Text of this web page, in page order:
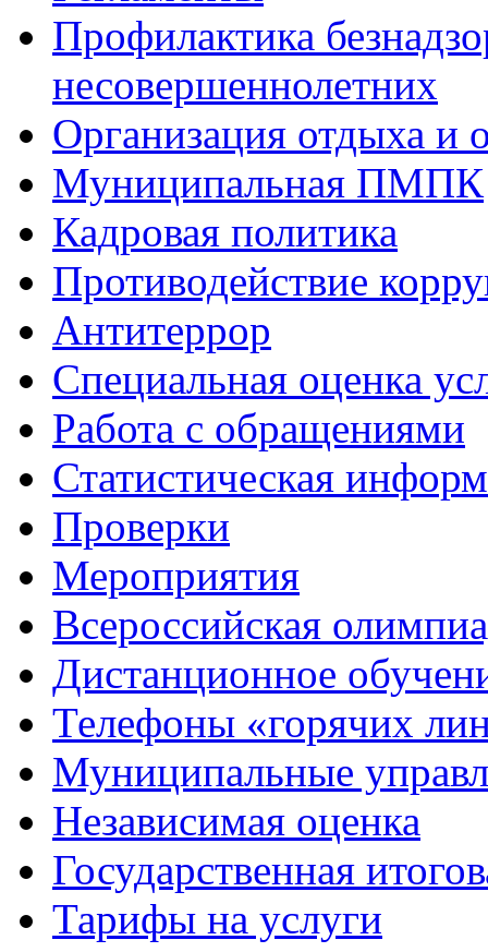
Профилактика
несовершеннолетних
Организация отдыха и
Муниципальная ПМПК
Кадровая политика
Противодействие
Антитеррор
Специальная оценка
Работа с обращениями
Статистическая
Проверки
Мероприятия
Всероссийская
Дистанционное
Телефоны «горячих
Муниципальные
Независимая оценка
Государственная
Тарифы на услуги